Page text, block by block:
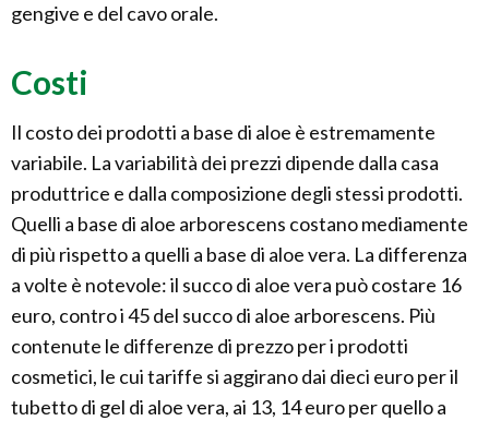
gengive e del cavo orale.
Costi
Il costo dei prodotti a base di aloe è estremamente
variabile. La variabilità dei prezzi dipende dalla casa
produttrice e dalla composizione degli stessi prodotti.
Quelli a base di aloe arborescens costano mediamente
di più rispetto a quelli a base di aloe vera. La differenza
a volte è notevole: il succo di aloe vera può costare 16
euro, contro i 45 del succo di aloe arborescens. Più
contenute le differenze di prezzo per i prodotti
cosmetici, le cui tariffe si aggirano dai dieci euro per il
tubetto di gel di aloe vera, ai 13, 14 euro per quello a